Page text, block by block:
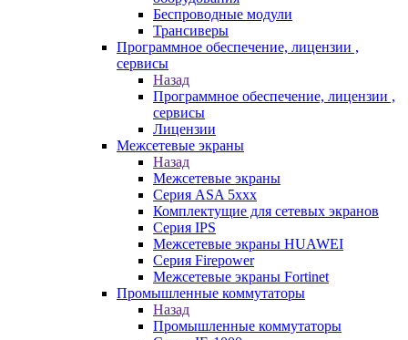
Беспроводные модули
Трансиверы
Программное обеспечение, лицензии ,
сервисы
Назад
Программное обеспечение, лицензии ,
сервисы
Лицензии
Межсетевые экраны
Назад
Межсетевые экраны
Серия ASA 5xxx
Комплектущие для сетевых экранов
Серия IPS
Межсетевые экраны HUAWEI
Серия Firepower
Межсетевые экраны Fortinet
Промышленные коммутаторы
Назад
Промышленные коммутаторы